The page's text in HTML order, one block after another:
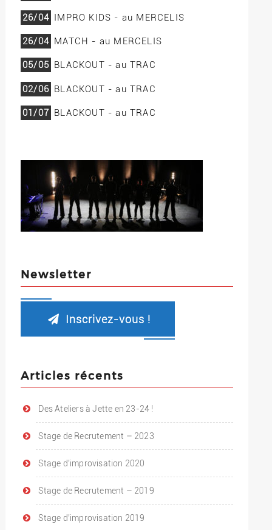
26/04 IMPRO KIDS - au MERCELIS
26/04 MATCH - au MERCELIS
05/05 BLACKOUT - au TRAC
02/06 BLACKOUT - au TRAC
01/07 BLACKOUT - au TRAC
Newsletter
Inscrivez-vous !
Articles récents
Des Ateliers à Jette en 23-24 !
Stage de Recrutement – 2023
Stage d’improvisation 2020
Stage de Recrutement – 2019
Stage d’improvisation 2019